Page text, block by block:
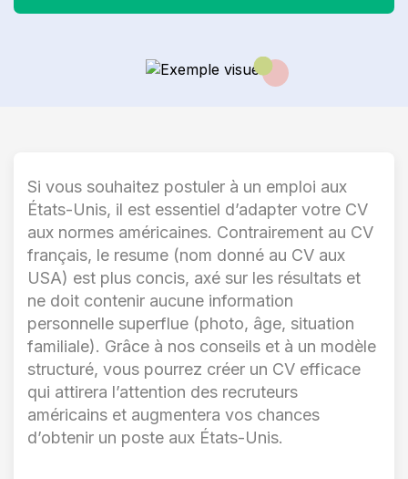
Si vous souhaitez postuler à un emploi aux
États-Unis, il est essentiel d’adapter votre CV
aux normes américaines. Contrairement au CV
français, le resume (nom donné au CV aux
USA) est plus concis, axé sur les résultats et
ne doit contenir aucune information
personnelle superflue (photo, âge, situation
familiale). Grâce à nos conseils et à un modèle
structuré, vous pourrez créer un CV efficace
qui attirera l’attention des recruteurs
américains et augmentera vos chances
d’obtenir un poste aux États-Unis.